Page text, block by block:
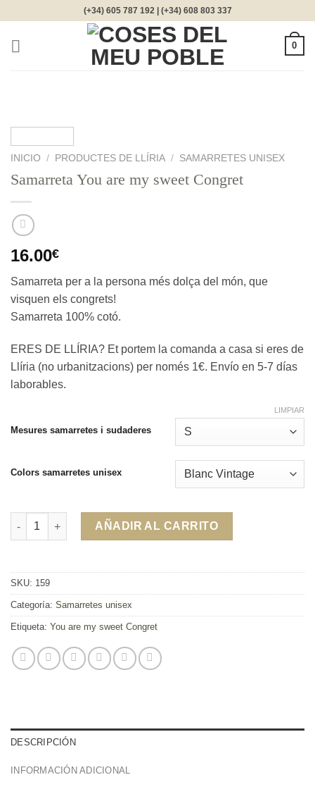
contenido
(+34) 605 787 192 | (+34) 608 803 337
0
INICIO / PRODUCTES DE LLÍRIA / SAMARRETES UNISEX
Samarreta You are my sweet Congret
16.00€
Samarreta per a la persona més dolça del món, que
visquen els congrets!
Samarreta 100% cotó.
ERES DE LLÍRIA? Et portem la comanda a casa si eres de
Llíria (no urbanitzacions) per només 1€. Envío en 5-7 días
laborables.
Mesures samarretes i sudaderes
Colors samarretes unisex
LIMPIAR
Samarreta You are my sweet Congret cantidad
AÑADIR AL CARRITO
SKU: 159
Categoría: Samarretes unisex
Etiqueta: You are my sweet Congret
DESCRIPCIÓN
INFORMACIÓN ADICIONAL